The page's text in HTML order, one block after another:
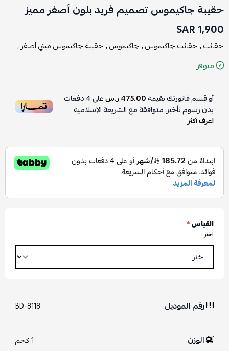
حقيبة جاكيموس تصميم فريد بلون أصفر مميز
1,900 SAR
حقائب ,حقائب جاكيموس ,جاكيموس ,حقيبة جاكيموس ميني أصفر ,
متوفر
أو قسم فاتورتك بقيمة475.00 ر.س على4دفعات
بدون رسوم تأخير، متوافقة مع الشريعة الإسلامية
اعرف أكثر
القياس*
اختر
رقم الموديل BD-8118
الوزن 1 كجم